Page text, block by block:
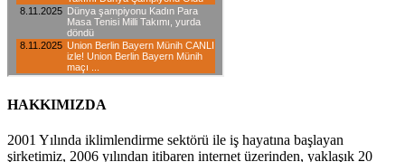
HAKKIMIZDA
2001 Yılında iklimlendirme sektörü ile iş hayatına başlayan
şirketimiz, 2006 yılından itibaren internet üzerinden, yaklaşık 20